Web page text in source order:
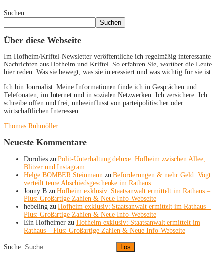
Suchen
Suchen
Über diese Webseite
Im Hofheim/Kriftel-Newsletter veröffentliche ich regelmäßig interessante
Nachrichten aus Hofheim und Kriftel. So erfahren Sie, worüber die Leute
hier reden. Was sie bewegt, was sie interessiert und was wichtig für sie ist.
Ich bin Journalist. Meine Informationen finde ich in Gesprächen und
Telefonaten, im Internet und in sozialen Netzwerken. Ich versichere: Ich
schreibe offen und frei, unbeeinflusst von parteipolitischen oder
wirtschaftlichen Interessen.
Thomas Ruhmöller
Neueste Kommentare
Dorolies zu Polit-Unterhaltung deluxe: Hofheim zwischen Allee,
Blitzer und Instagram
Helge BOMBER Steinmann zu Beförderungen & mehr Geld: Vogt
verteilt teure Abschiedsgeschenke im Rathaus
Jonny B zu Hofheim exklusiv: Staatsanwalt ermittelt im Rathaus –
Plus: Großartige Zahlen & Neue Info-Webseite
hebeling zu Hofheim exklusiv: Staatsanwalt ermittelt im Rathaus –
Plus: Großartige Zahlen & Neue Info-Webseite
Ein Hofheimer zu Hofheim exklusiv: Staatsanwalt ermittelt im
Rathaus – Plus: Großartige Zahlen & Neue Info-Webseite
Suche